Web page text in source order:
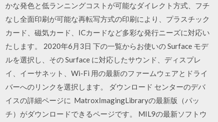
かな発色と低ランニングコストが可能なダイレクト方式、フチ
なし全面印刷が可能な再転写方式の印刷により、プラスチック
カード、磁気カード、ICカードなど多彩な発行ニーズに対応い
たします。 2020年6月3日 下の一覧からお使いの Surface モデ
ルを選択し、その Surface に対応したサウンド、ディスプレ
イ、イーサネット、Wi-Fi 用の最新のファームウェアとドライ
バーへのリンクを選択します。 ダウンロード センターのデバ
イスの詳細ページに MatroxImagingLibraryの最新版（パッ
チ）がダウンロードできるページです。 MIL9の最新ソフトウ